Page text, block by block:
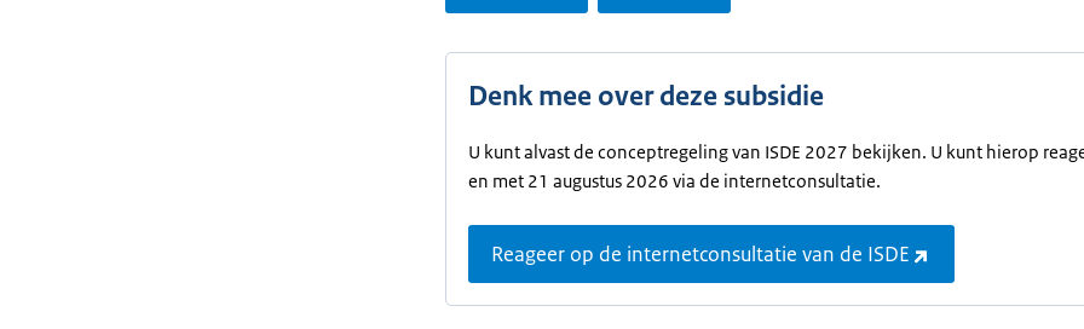
Denk mee over deze subsidie
U kunt alvast de conceptregeling van ISDE 2027 bekijken. U kunt hierop
en met 21 augustus 2026 via de internetconsultatie.
Reageer op de internetconsultatie van de ISDE